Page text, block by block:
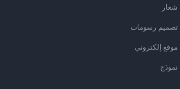
شعار
تصميم رسومات
موقع إلكتروني
نموذج